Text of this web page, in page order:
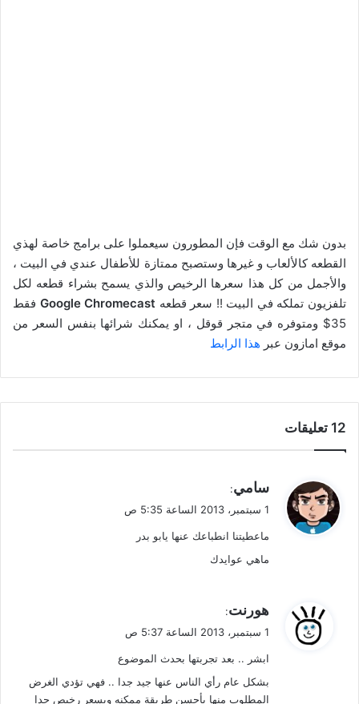
بدون شك مع الوقت فإن المطورون سيعملوا على برامج خاصة لهذي
القطعه كالألعاب و غيرها وستصبح ممتازة للأطفال عندي في البيت ،
والأجمل من كل هذا سعرها الرخيص والذي يسمح بشراء قطعه لكل
تلفزيون تملكه في البيت !! سعر قطعه
فقط
35$ ومتوفره في متجر قوقل ، او يمكنك شرائها بنفس السعر من
موقع امازون عبر هذا الرابط
‫12 تعليقات
ي
ل
سامي:
1 سبتمبر، 2013 الساعة 5:35 ص
ماعطيتنا انطباعك عنها يابو بدر
ماهي عوايدك
ل
هورنت:
1 سبتمبر، 2013 الساعة 5:37 ص
ابشر .. بعد تجربتها بحدث الموضوع
بشكل عام رأي الناس عنها جيد جدا .. فهي تؤدي الغرض
المطلوب منها بأحسن طريقة ممكنه وبسعر رخيص جدا